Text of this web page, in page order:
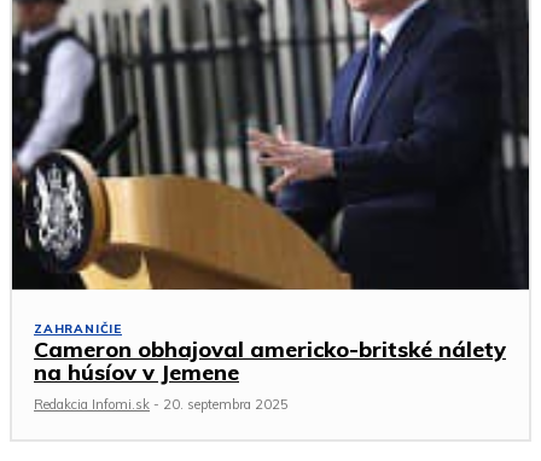
ZAHRANIČIE
Cameron obhajoval americko-britské nálety
na húsíov v Jemene
Redakcia Infomi.sk - 20. septembra 2025